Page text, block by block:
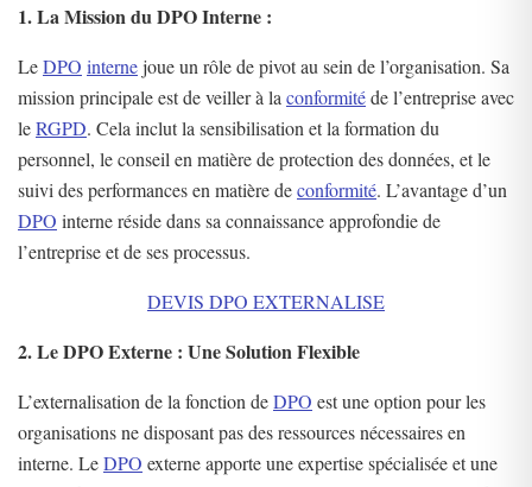
1. La Mission du DPO Interne :
LeDPO internejoue un rôle de pivot au sein de l’organisation. Sa
mission principale est de veiller à la conformitéde l’entreprise avec
leRGPD. Cela inclut la sensibilisation et la formation du
personnel, le conseil en matière de protection des données, et le
suivi des performances en matière deconformité. L’avantage d’un
DPO interne réside dans sa connaissance approfondie de
l’entreprise et de ses processus.
DEVIS DPO EXTERNALISE
2. Le DPO Externe : Une Solution Flexible
L’externalisation de la fonction deDPO est une option pour les
organisations ne disposant pas des ressources nécessaires en
interne. LeDPO externe apporte une expertise spécialisée et une